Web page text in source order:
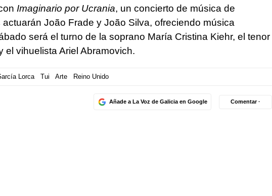
Imaginario por Ucrania, un concierto de música de
João Frade y João Silva, ofreciendo música
será el turno de la soprano María Cristina Kiehr, el tenor
el vihuelista Ariel Abramovich.
Lorca Tui Arte Reino Unido
Añade a La Voz de Galicia en Google Comentar ·